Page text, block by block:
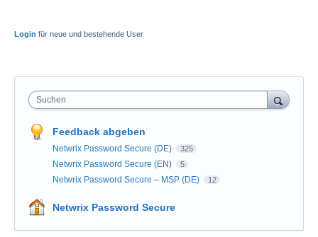
Login für neue und bestehende User
Suchen
Feedback abgeben
Netwrix Password Secure (DE) 325
Netwrix Password Secure (EN) 5
Netwrix Password Secure – MSP (DE) 12
Netwrix Password Secure